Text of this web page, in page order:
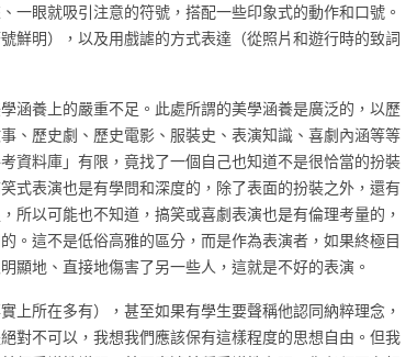
一眼就吸引注意的符號，搭配一些印象式的動作和口號。
鮮明），以及用戲謔的方式表達（從照片和遊行時的致詞
涵養上的嚴重不足。此處所謂的美學涵養是廣泛的，以歷
、歷史劇、歷史電影、服裝史、表演知識、喜劇內涵等等
資料庫」有限，竟找了一個自己也知道不是很恰當的扮裝
式表演也是有學問和深度的，除了表面的扮裝之外，還有
所以可能也不知道，搞笑或喜劇表演也是有倫理考量的，
。這不是低俗高雅的區分，而是作為表演者，如果終極目
顯地、直接地傷害了另一些人，這就是不好的表演。
上所在多有），甚至如果有學生要聲稱他認同納粹理念，
對不可以，我想我們應該保有這樣程度的思想自由。但我